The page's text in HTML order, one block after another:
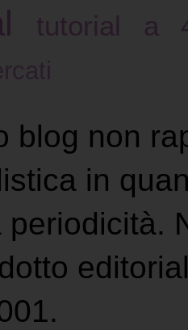
tutorial a
blog non
in
periodicità.